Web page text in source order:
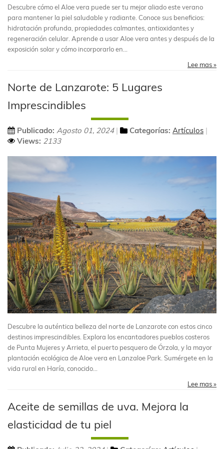
Descubre cómo el Aloe vera puede ser tu mejor aliado este verano
para mantener la piel saludable y radiante. Conoce sus beneficios:
hidratación profunda, propiedades calmantes, antioxidantes y
regeneración celular. Aprende a usar Aloe vera antes y después de la
exposición solar y cómo incorporarlo en...
Lee mas »
Norte de Lanzarote: 5 Lugares
Imprescindibles
Publicado: Agosto 01, 2024 Categorías: Artículos
Views: 2133
Descubre la auténtica belleza del norte de Lanzarote con estos cinco
destinos imprescindibles. Explora los encantadores pueblos costeros
de Punta Mujeres y Arrieta, el puerto pesquero de Órzola, y la mayor
plantación ecológica de Aloe vera en Lanzaloe Park. Sumérgete en la
vida rural en Haría, conocido...
Lee mas »
Aceite de semillas de uva. Mejora la
elasticidad de tu piel